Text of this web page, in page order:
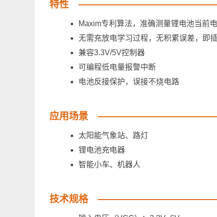
特性
Maxim专利算法，准确测量锂电池当前
无需充放电学习过程，无积累误差，即
兼容3.3V/5V控制器
可编程低电量报警中断
电池反接保护，误接不烧电路
应用场景
太阳能气象站、路灯
锂电池充电器
智能小车、机器人
技术规格